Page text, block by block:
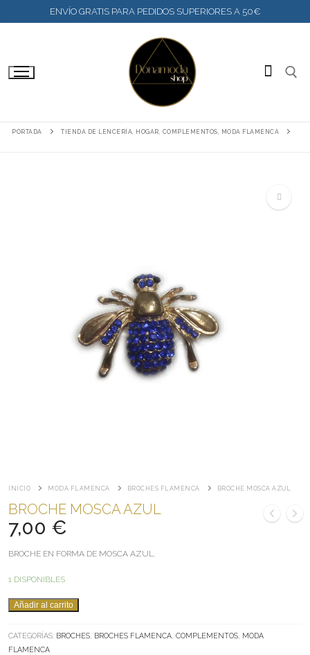
ENVÍO GRATIS PARA PEDIDOS SUPERIORES A 50€
PORTADA TIENDA DE LENCERÍA, HOGAR, COMPLEMENTOS, MODA FLAMENCA
INICIO MODA FLAMENCA BROCHES FLAMENCA BROCHE MOSCA AZUL
BROCHE MOSCA AZUL
7,00 €
BROCHE EN FORMA DE MOSCA AZUL.
1 DISPONIBLES
BROCHE
AZUL
CANTIDAD
Añadir al carrito
CATEGORÍAS: BROCHES, BROCHES FLAMENCA, COMPLEMENTOS, MODA
FLAMENCA